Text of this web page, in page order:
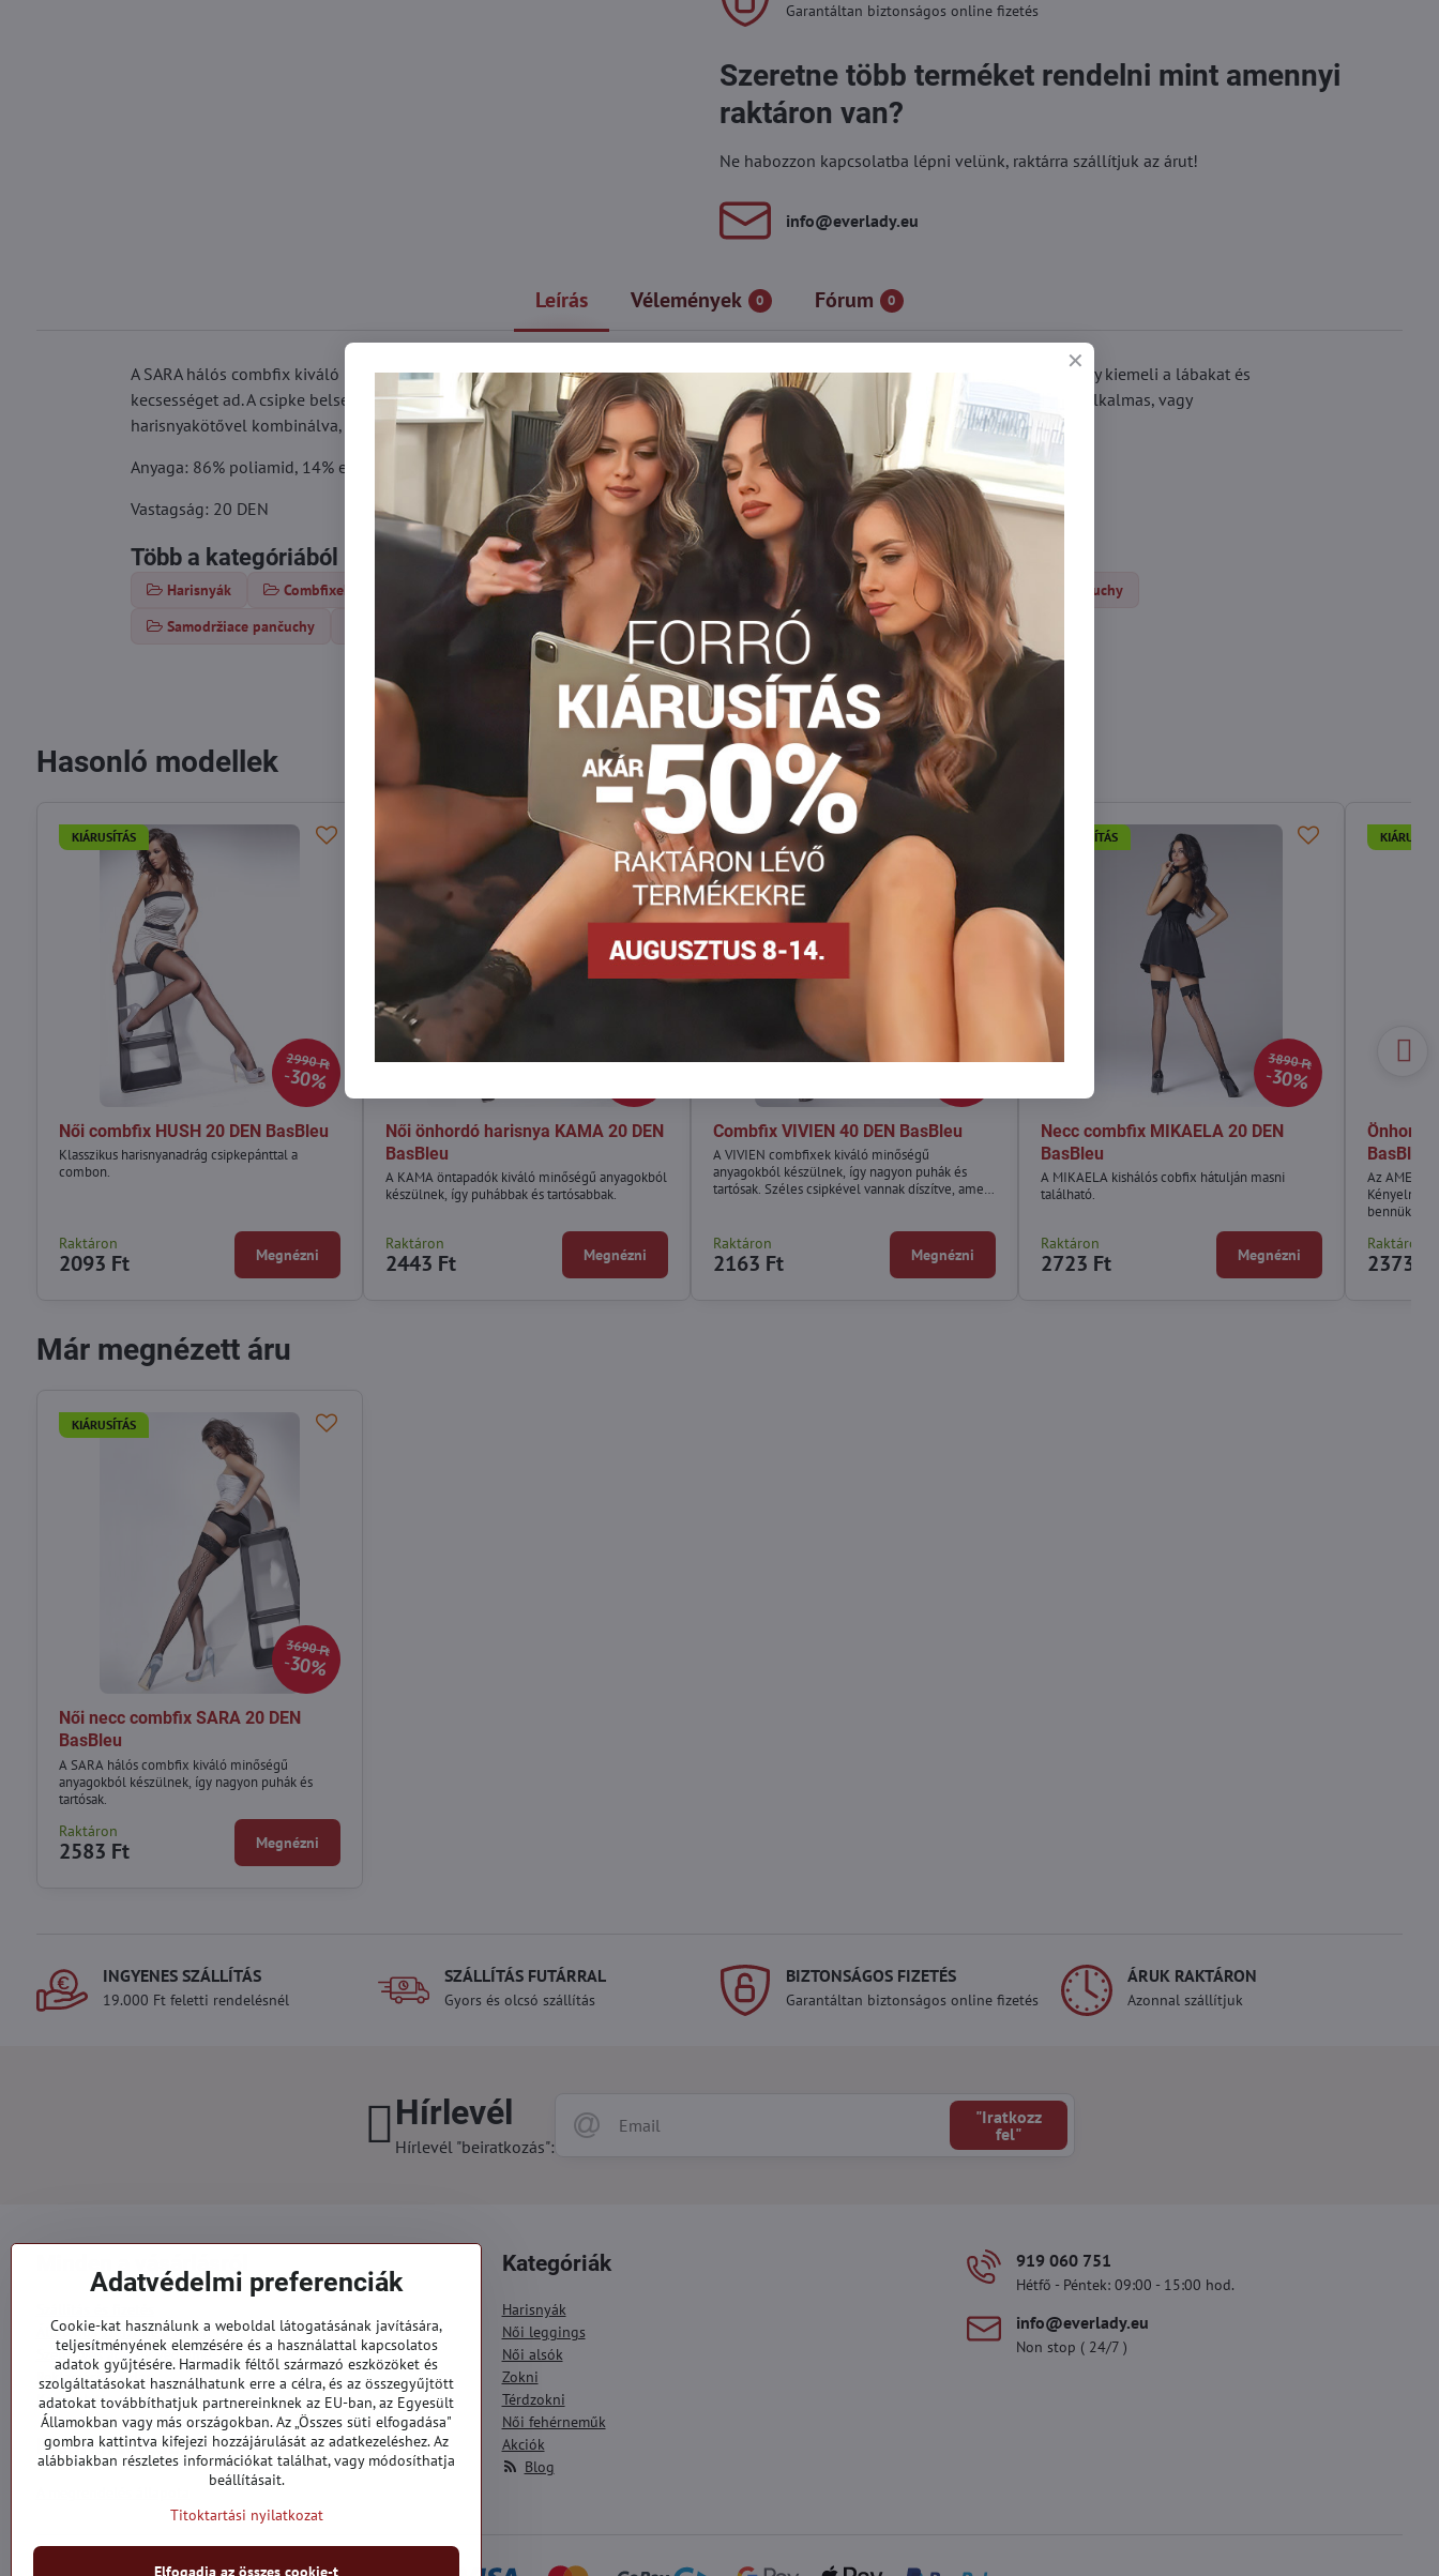
Garantáltan biztonságos online fizetés
Szeretne több terméket rendelni mint amennyi
raktáron van?
Ne habozzon kapcsolatba lépni velünk, raktárra szállítjuk az árut!
info​@everlady​.eu
Leírás Vélemények 0 Fórum 0
A SARA hálós combfix kiváló minőségű anyagokból készülnek, így nagyon puhák és tartósak. Széles csipkével vannak díszítve, amely kiemeli a lábakat és
kecsességet ad. A csipke belsejében szilikon csíkok vannak, amelyek nem csúsznak le a lábszárról. A harisnya mindennapi viseletre alkalmas, vagy
harisnyakötővel kombinálva, kedves partnere kedvéért.
Anyaga: 86% poliamid, 14% elasztán
Vastagság: 20 DEN
Több a kategóriából
Harisnyák Combfixek Necc harisnya Erotikus harisnya Harisnyanadrág DEN Akciók
Sieťované pančuchy
Samodržiace pančuchy
FacebookTwitter Bluesky PinterestRedditLinkedInWhatsApp
E-
mail
Hasonló modellek
2990 Ft
30%
KIÁRUSÍTÁS
Női combfix HUSH 20 DEN BasBleu
Klasszikus harisnyanadrág csipkepánttal a
combon.
Raktáron
2093 Ft Megnézni
3490 Ft
Női önhordó harisnya KAMA 20 DEN
BasBleu
A KAMA öntapadók kiváló minőségű anyagokból
készülnek, így puhábbak és tartósabbak.
Raktáron
2443 Ft Megnézni
3090 Ft
KIÁRUSÍTÁS
Combfix VIVIEN 40 DEN BasBleu
A VIVIEN combfixek kiváló minőségű
anyagokból készülnek, így nagyon puhák és
tartósak. Széles csipkével vannak díszítve, amely
Raktáron
2163 Ft Megnézni
3890 Ft
30%
KIÁRUSÍTÁS
Necc combfix MIKAELA 20 DEN
BasBleu
A MIKAELA kishálós cobfix hátulján masni
található.
Raktáron
2723 Ft Megnézni
Önhordó
BasBleu
Az
bennük.
Raktáron
2373 Ft
Már megnézett áru
3690 Ft
30%
KIÁRUSÍTÁS
Női necc combfix SARA 20 DEN
BasBleu
A SARA hálós combfix kiváló minőségű
anyagokból készülnek, így nagyon puhák és
tartósak.
Raktáron
2583 Ft Megnézni
INGYENES SZÁLLÍTÁS
19.000 Ft feletti rendelésnél
SZÁLLÍTÁS FUTÁRRAL
Gyors és olcsó szállítás
BIZTONSÁGOS FIZETÉS
Garantáltan biztonságos online fizetés
ÁRUK RAKTÁRON
Azonnal szállítjuk
Hírlevél
Hírlevél "beiratkozás":
"Iratkozz
fel"
Általános szerződési feltételek
Személyes adatok védelme
Reklamációs űrlap
Kapcsolatt
Megrendelések
Kategóriák
Harisnyák
Női leggings
Női alsók
Zokni
Térdzokni
Női fehérneműk
Akciók
Blog
919 060 751
Hétfő - Péntek: 09:00 - 15:00 hod.
info​@everlady​.eu
Non stop ( 24/7 )
Adatvédelmi preferenciák
Cookie-kat használunk a weboldal látogatásának javítására,
teljesítményének elemzésére és a használattal kapcsolatos
adatok gyűjtésére. Harmadik féltől származó eszközöket és
szolgáltatásokat használhatunk erre a célra, és az összegyűjtött
adatokat továbbíthatjuk partnereinknek az EU-ban, az Egyesült
Államokban vagy más országokban. Az „Összes süti elfogadása"
gombra kattintva kifejezi hozzájárulását az adatkezeléshez. Az
alábbiakban részletes információkat találhat, vagy módosíthatja
beállításait.
Titoktartási nyilatkozat
Elfogadja az összes cookie-t